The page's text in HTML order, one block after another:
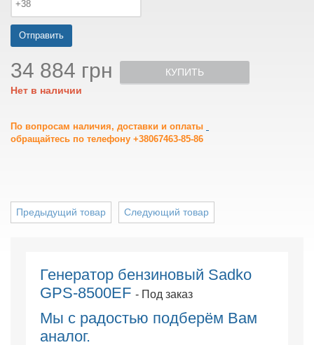
Отправить
34 884 грн
Нет в наличии
КУПИТЬ
По вопросам наличия, доставки и оплаты
обращайтесь по телефону +38067463-85-86
Следующий товар
Предыдущий товар
Генератор бензиновый Sadko
GPS-8500ЕF - Под заказ
Мы с радостью подберём Вам
аналог.